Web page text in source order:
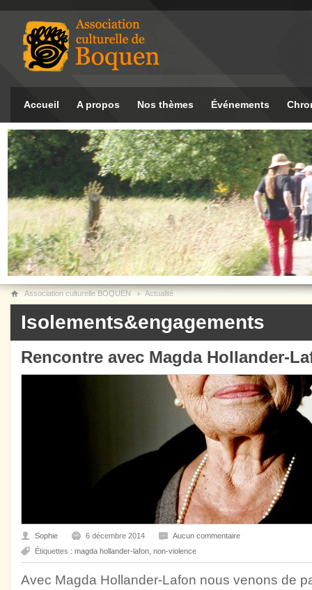
Accueil A propos Nos thèmes Événements
Association culturelle BOQUEN Actualité
Isolements&engagements
Rencontre avec Magda Hollander-
Sophie 6 décembre 2014
Aucun commentaire
Étiquettes : magda hollander-lafon non-violence
Avec Magda Hollander-Lafon nous venons de